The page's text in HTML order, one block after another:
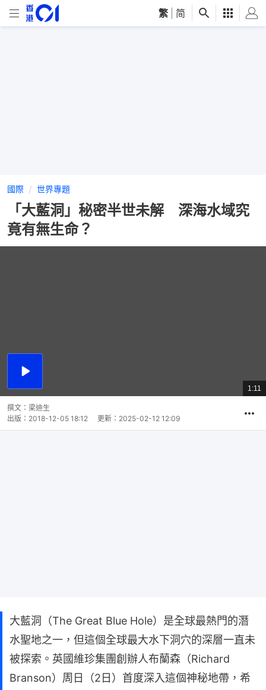
繁 简
國際 世界專題
「大藍洞」秘密半世未解 深海水域究
竟有無生命？
播
總
共
1:11
撰文： 梁迪生
出版： 2018-12-05 18:12 更新： 2025-02-12 12:09
大藍洞（The Great Blue Hole）是全球最熱門的潛
水聖地之一，但這個全球最大水下洞穴的深層一直未
被探索。英國維珍集團創辦人布蘭森（Richard
Branson）周日（2日）首度深入這個神秘地帶，希